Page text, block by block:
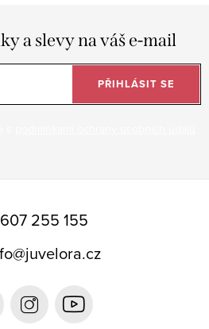
a slevy na váš e-mail
PŘIHLÁSIT SE
607 255 155
@juvelora.cz